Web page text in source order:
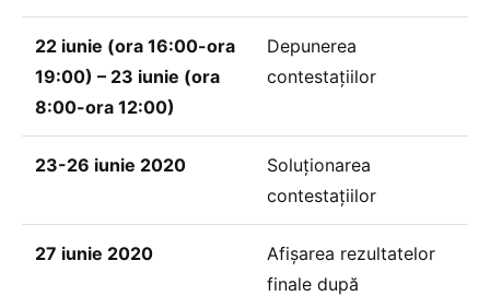
22 iunie (ora 16:00-ora
19:00) – 23 iunie (ora
8:00-ora 12:00)
Depunerea
contestațiilor
23-26 iunie 2020
Soluționarea
contestațiilor
27 iunie 2020
Afișarea rezultatelor
finale după